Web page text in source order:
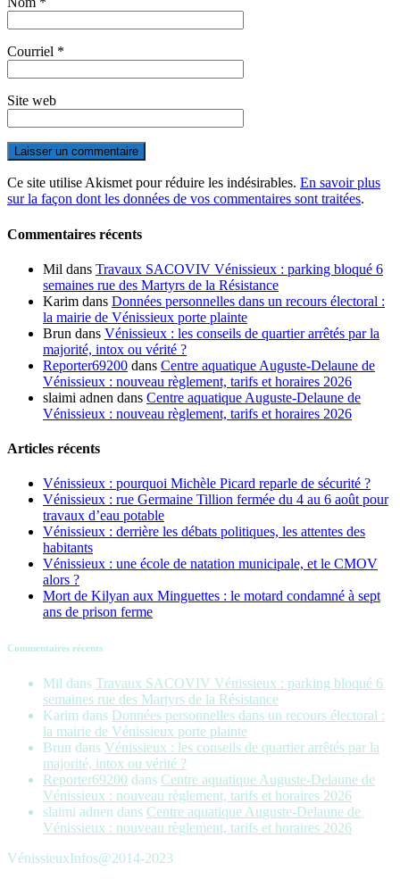
Courriel *
Site web
Ce site utilise Akismet pour réduire les indésirables. En savoir plus
sur la façon dont les données de vos commentaires sont traitées.
Commentaires récents
Mil dans Travaux SACOVIV Vénissieux : parking bloqué 6
semaines rue des Martyrs de la Résistance
Karim dans Données personnelles dans un recours électoral :
la mairie de Vénissieux porte plainte
Brun dans Vénissieux : les conseils de quartier arrêtés par la
majorité, intox ou vérité ?
Reporter69200 dans Centre aquatique Auguste-Delaune de
Vénissieux : nouveau règlement, tarifs et horaires 2026
slaimi adnen dans Centre aquatique Auguste-Delaune de
Vénissieux : nouveau règlement, tarifs et horaires 2026
Articles récents
Vénissieux : pourquoi Michèle Picard reparle de sécurité ?
Vénissieux : rue Germaine Tillion fermée du 4 au 6 août pour
travaux d’eau potable
Vénissieux : derrière les débats politiques, les attentes des
habitants
Vénissieux : une école de natation municipale, et le CMOV
alors ?
Mort de Kilyan aux Minguettes : le motard condamné à sept
ans de prison ferme
Commentaires récents
Mil dans Travaux SACOVIV Vénissieux : parking bloqué 6
semaines rue des Martyrs de la Résistance
Karim dans Données personnelles dans un recours électoral :
la mairie de Vénissieux porte plainte
Brun dans Vénissieux : les conseils de quartier arrêtés par la
majorité, intox ou vérité ?
Reporter69200 dans Centre aquatique Auguste-Delaune de
Vénissieux : nouveau règlement, tarifs et horaires 2026
slaimi adnen dans Centre aquatique Auguste-Delaune de
Vénissieux : nouveau règlement, tarifs et horaires 2026
VénissieuxInfos@2014-2023